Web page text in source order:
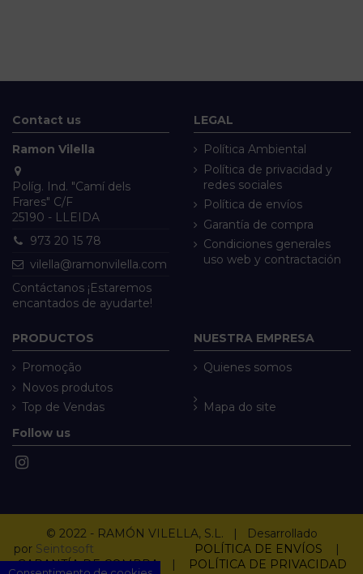
Contact us
Ramon Vilella
Políg. Ind. "Camí dels
Frares" C/F
25190 - LLEIDA
973 20 15 78
vilella@ramonvilella.com
Contáctanos ¡Estaremos
encantados de ayudarte!
LEGAL
Política Ambiental
Política de privacidad y
redes sociales
Política de envíos
Garantía de compra
Condiciones generales
uso web y contractación
PRODUCTOS
Promoção
Novos produtos
Top de Vendas
NUESTRA EMPRESA
Quienes somos
Mapa do site
Follow us
© 2022 - RAMÓN VILELLA, S.L. | Desarrollado
por Seintosoft POLÍTICA DE ENVÍOS
|
GARANTÍA DE COMPRA| POLÍTICA DE PRIVACIDAD